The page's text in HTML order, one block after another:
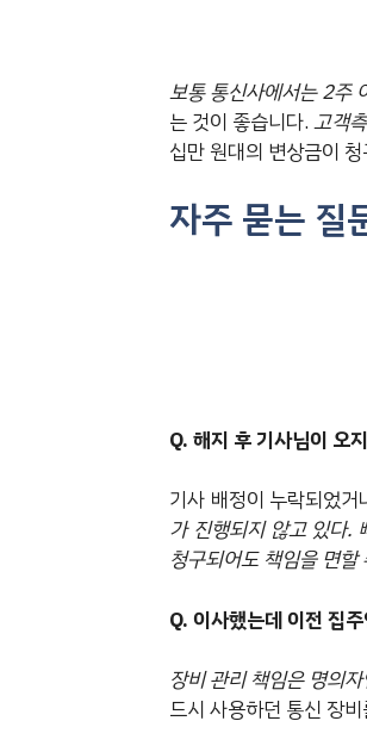
보통 통신사에서는 2주
는 것이 좋습니다. 고객
십만 원대의 변상금이
자주 묻는 질
Q. 해지 후 기사님이 오
기사 배정이 누락되었
가 진행되지 않고 있다.
청구되어도 책임을 면할
Q. 이사했는데 이전 집
장비 관리 책임은 명의
드시 사용하던 통신 장